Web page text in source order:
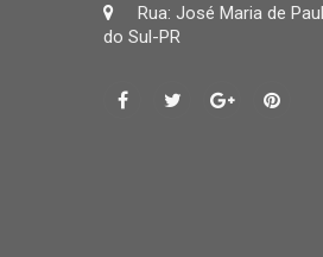
Rua: José Maria de
do Sul-PR